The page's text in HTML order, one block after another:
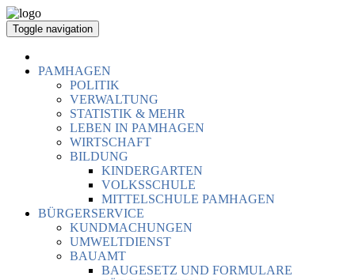
Toggle navigation
PAMHAGEN
POLITIK
VERWALTUNG
STATISTIK & MEHR
LEBEN IN PAMHAGEN
WIRTSCHAFT
BILDUNG
KINDERGARTEN
VOLKSSCHULE
MITTELSCHULE PAMHAGEN
BÜRGERSERVICE
KUNDMACHUNGEN
UMWELTDIENST
BAUAMT
BAUGESETZ UND FORMULARE